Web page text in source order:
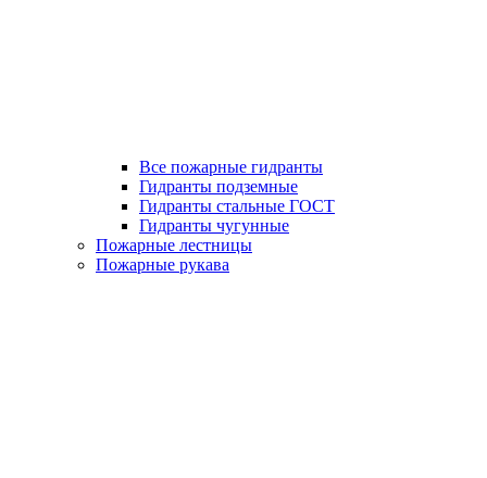
Все пожарные гидранты
Гидранты подземные
Гидранты стальные ГОСТ
Гидранты чугунные
Пожарные лестницы
Пожарные рукава